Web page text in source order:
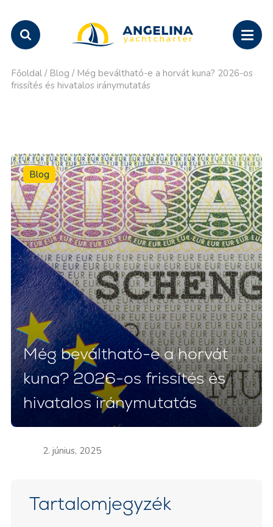
Főoldal / Blog / Még beváltható-e a horvát kuna? 2026-os
frissítés és hivatalos iránymutatás
Blog
Még beváltható-e a horvát
kuna? 2026-os frissítés és
hivatalos iránymutatás
2. június, 2025
Tartalomjegyzék